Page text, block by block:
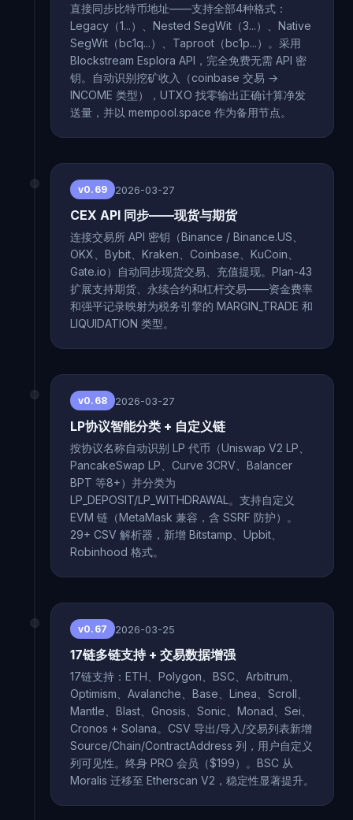
直接同步比特币地址——支持全部4种格式：
Legacy（1...）、Nested SegWit（3...）、Native
SegWit（bc1q...）、Taproot（bc1p...）。采用
Blockstream Esplora API，完全免费无需 API 密
钥。自动识别挖矿收入（coinbase 交易 →
INCOME 类型），UTXO 找零输出正确计算净发
送量，并以 mempool.space 作为备用节点。
v0.69 2026-03-27
CEX API 同步——现货与期货
连接交易所 API 密钥（Binance / Binance.US、
OKX、Bybit、Kraken、Coinbase、KuCoin、
Gate.io）自动同步现货交易、充值提现。Plan-43
扩展支持期货、永续合约和杠杆交易——资金费率
和强平记录映射为税务引擎的 MARGIN_TRADE 和
LIQUIDATION 类型。
v0.68 2026-03-27
LP协议智能分类 + 自定义链
按协议名称自动识别 LP 代币（Uniswap V2 LP、
PancakeSwap LP、Curve 3CRV、Balancer
BPT 等8+）并分类为
LP_DEPOSIT/LP_WITHDRAWAL。支持自定义
EVM 链（MetaMask 兼容，含 SSRF 防护）。
29+ CSV 解析器，新增 Bitstamp、Upbit、
Robinhood 格式。
v0.67 2026-03-25
17链多链支持 + 交易数据增强
17链支持：ETH、Polygon、BSC、Arbitrum、
Optimism、Avalanche、Base、Linea、Scroll、
Mantle、Blast、Gnosis、Sonic、Monad、Sei、
Cronos + Solana。CSV 导出/导入/交易列表新增
Source/Chain/ContractAddress 列，用户自定义
列可见性。终身 PRO 会员（$199）。BSC 从
Moralis 迁移至 Etherscan V2，稳定性显著提升。